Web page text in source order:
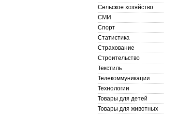
Сельское хозяйство
СМИ
Спорт
Статистика
Страхование
Строительство
Текстиль
Телекоммуникации
Технологии
Товары для детей
Товары для животных